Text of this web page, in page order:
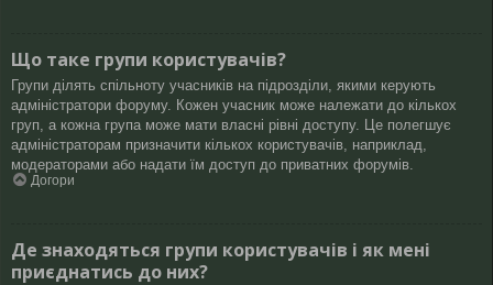
Що таке групи користувачів?
Групи ділять спільноту учасників на підрозділи, якими керують
адміністратори форуму. Кожен учасник може належати до кількох
груп, а кожна група може мати власні рівні доступу. Це полегшує
адміністраторам призначити кількох користувачів, наприклад,
модераторами або надати їм доступ до приватних форумів.
Догори
Де знаходяться групи користувачів і як мені
приєднатись до них?